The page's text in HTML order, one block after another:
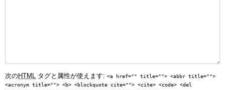
次のHTML タグと属性が使えます: <a href="" title=""> <abbr title="">
<acronym title=""> <b> <blockquote cite=""> <cite> <code> <del